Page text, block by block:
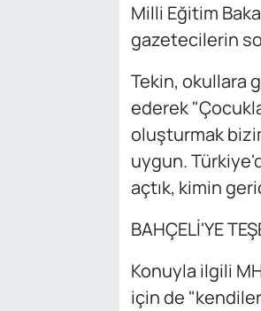
Milli Eğitim
gazetecilerin
Tekin, okullara
ederek
oluşturmak
uygun.
açtık, kimin
BAHÇELİ'YE
Konuyla ilgili
için de